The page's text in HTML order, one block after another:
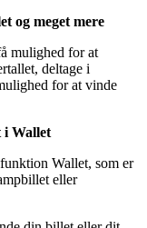
og meget mere
mulighed for at
deltage i
for at vinde
i Wallet
Wallet, som er
eller